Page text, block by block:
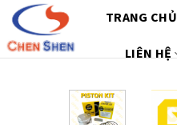
Chuyển
đến
nội
TRANG CHỦ
LIÊN HỆ